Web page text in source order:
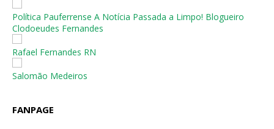
Política Pauferrense A Notícia Passada a Limpo! Blogueiro
Clodoeudes Fernandes
Rafael Fernandes RN
Salomão Medeiros
FANPAGE